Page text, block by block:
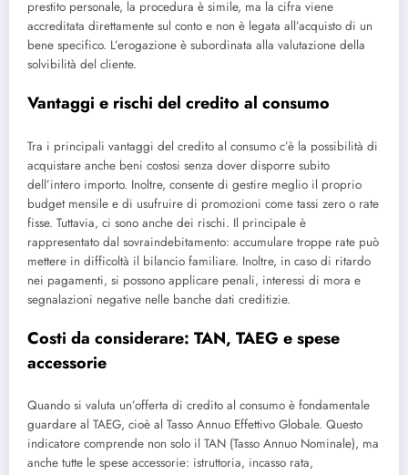
prestito personale, la procedura è simile, ma la cifra viene
accreditata direttamente sul conto e non è legata all’acquisto di un
bene specifico. L’erogazione è subordinata alla valutazione della
solvibilità del cliente.
Vantaggi e rischi del credito al consumo
Tra i principali vantaggi del credito al consumo c’è la possibilità di
acquistare anche beni costosi senza dover disporre subito
dell’intero importo. Inoltre, consente di gestire meglio il proprio
budget mensile e di usufruire di promozioni come tassi zero o rate
fisse. Tuttavia, ci sono anche dei rischi. Il principale è
rappresentato dal sovraindebitamento: accumulare troppe rate può
mettere in difficoltà il bilancio familiare. Inoltre, in caso di ritardo
nei pagamenti, si possono applicare penali, interessi di mora e
segnalazioni negative nelle banche dati creditizie.
Costi da considerare: TAN, TAEG e spese
accessorie
Quando si valuta un’offerta di credito al consumo è fondamentale
guardare al TAEG, cioè al Tasso Annuo Effettivo Globale. Questo
indicatore comprende non solo il TAN (Tasso Annuo Nominale), ma
anche tutte le spese accessorie: istruttoria, incasso rata,